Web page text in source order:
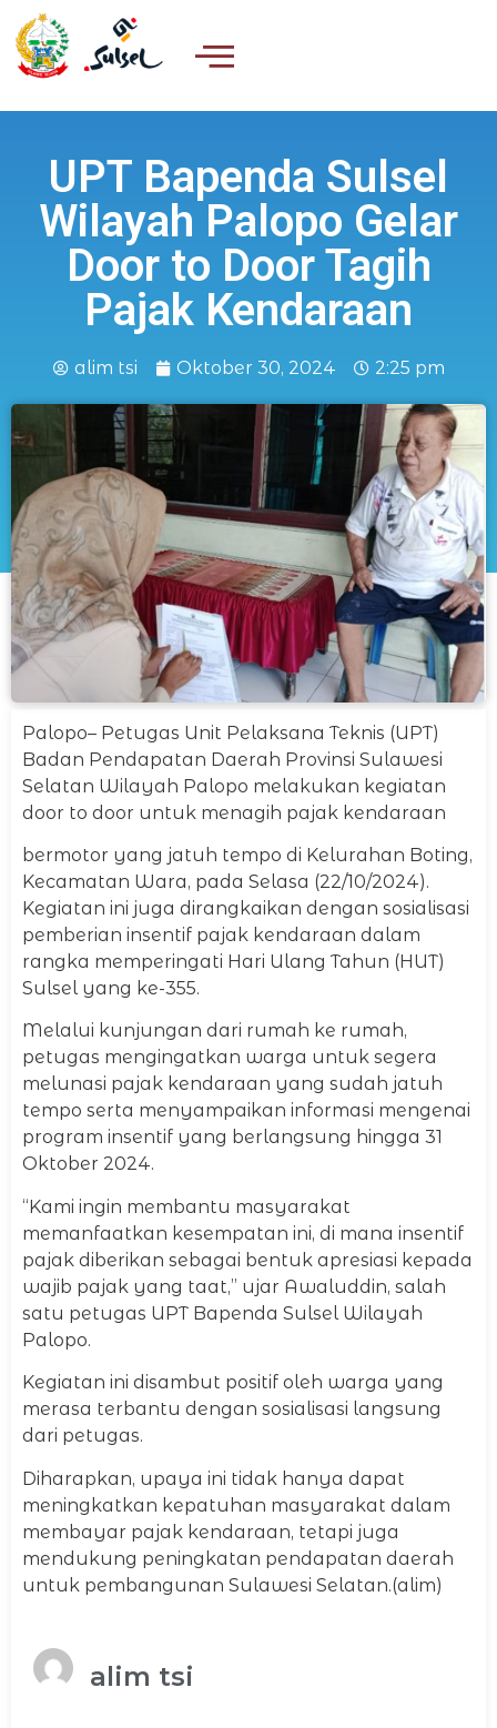
UPT Bapenda Sulsel
Wilayah Palopo Gelar
Door to Door Tagih
Pajak Kendaraan
alim tsi Oktober 30, 2024 2:25 pm
Palopo– Petugas Unit Pelaksana Teknis (UPT)
Badan Pendapatan Daerah Provinsi Sulawesi
Selatan Wilayah Palopo melakukan kegiatan
door to door untuk menagih pajak kendaraan
bermotor yang jatuh tempo di Kelurahan Boting,
Kecamatan Wara, pada Selasa (22/10/2024).
Kegiatan ini juga dirangkaikan dengan sosialisasi
pemberian insentif pajak kendaraan dalam
rangka memperingati Hari Ulang Tahun (HUT)
Sulsel yang ke-355.
Melalui kunjungan dari rumah ke rumah,
petugas mengingatkan warga untuk segera
melunasi pajak kendaraan yang sudah jatuh
tempo serta menyampaikan informasi mengenai
program insentif yang berlangsung hingga 31
Oktober 2024.
“Kami ingin membantu masyarakat
memanfaatkan kesempatan ini, di mana insentif
pajak diberikan sebagai bentuk apresiasi kepada
wajib pajak yang taat,” ujar Awaluddin, salah
satu petugas UPT Bapenda Sulsel Wilayah
Palopo.
Kegiatan ini disambut positif oleh warga yang
merasa terbantu dengan sosialisasi langsung
dari petugas.
Diharapkan, upaya ini tidak hanya dapat
meningkatkan kepatuhan masyarakat dalam
membayar pajak kendaraan, tetapi juga
mendukung peningkatan pendapatan daerah
untuk pembangunan Sulawesi Selatan.(alim)
alim tsi